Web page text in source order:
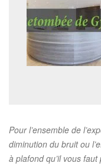
Pour l’ensemble de
diminution du bruit ou
à plafond qu’il vous